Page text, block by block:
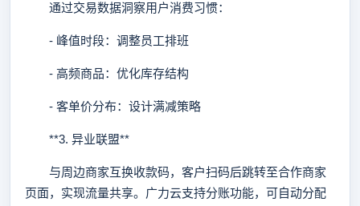
通过交易数据洞察用户消费习惯：
- 峰值时段：调整员工排班
- 高频商品：优化库存结构
- 客单价分布：设计满减策略
**3. 异业联盟**
与周边商家互换收款码，客户扫码后跳转至合作商家
页面，实现流量共享。广力云支持分账功能，可自动分配